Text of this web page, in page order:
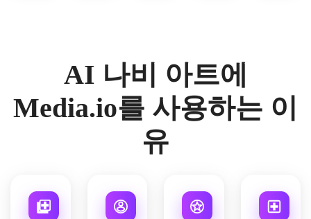
는 매
장면,
초정
지 일
질.
각적
깊이.
아트.
실 배
지능
적 기
질감,
우아
한 붓
터치
한 학
술 색
정교
묘,
옛 과
햇빛,
장식
적 중
앙 구
루비,
데이
션 레
운 그
림자,
AI 나비 아트에
Media.io를 사용하는 이
유